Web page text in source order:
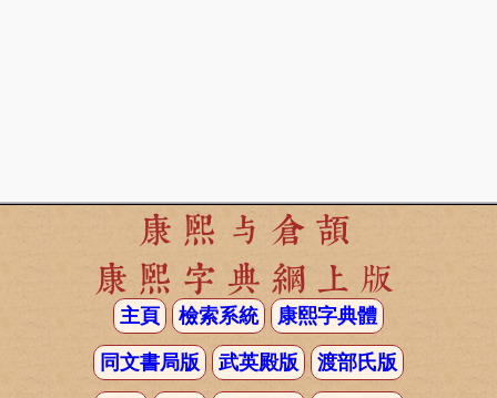
康熙与倉頡
康熙字典網上版
主頁 檢索系統 康熙字典體
同文書局版 武英殿版 渡部氏版